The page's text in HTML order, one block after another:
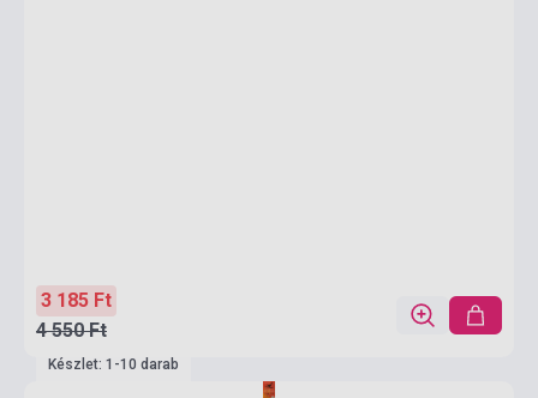
3 185 Ft
4 550 Ft
Készlet: 1-10 darab